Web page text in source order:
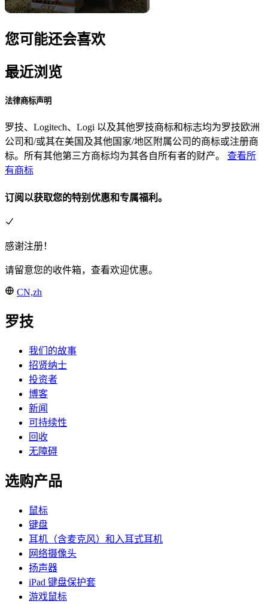
您可能还会喜欢
最近浏览
法律商标声明
罗技、Logitech、Logi 以及其他罗技商标和标志均为罗技欧洲
公司和/或其在美国及其他国家/地区附属公司的商标或注册商
标。所有其他第三方商标均为其各自所有者的财产。 查看所
有商标
订阅以获取您的特别优惠和专属福利。
感谢注册！
请留意您的收件箱，查看欢迎优惠。
CN,zh
罗技
我们的故事
招贤纳士
投资者
博客
新闻
可持续性
回收
无障碍
选购产品
鼠标
键盘
耳机（含麦克风）和入耳式耳机
网络摄像头
扬声器
iPad 键盘保护套
游戏鼠标